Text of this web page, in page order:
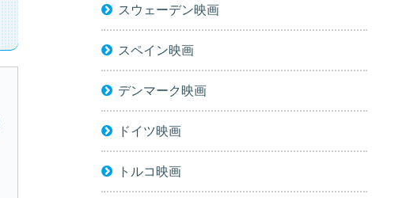
スウェーデン映画
スペイン映画
デンマーク映画
ドイツ映画
トルコ映画